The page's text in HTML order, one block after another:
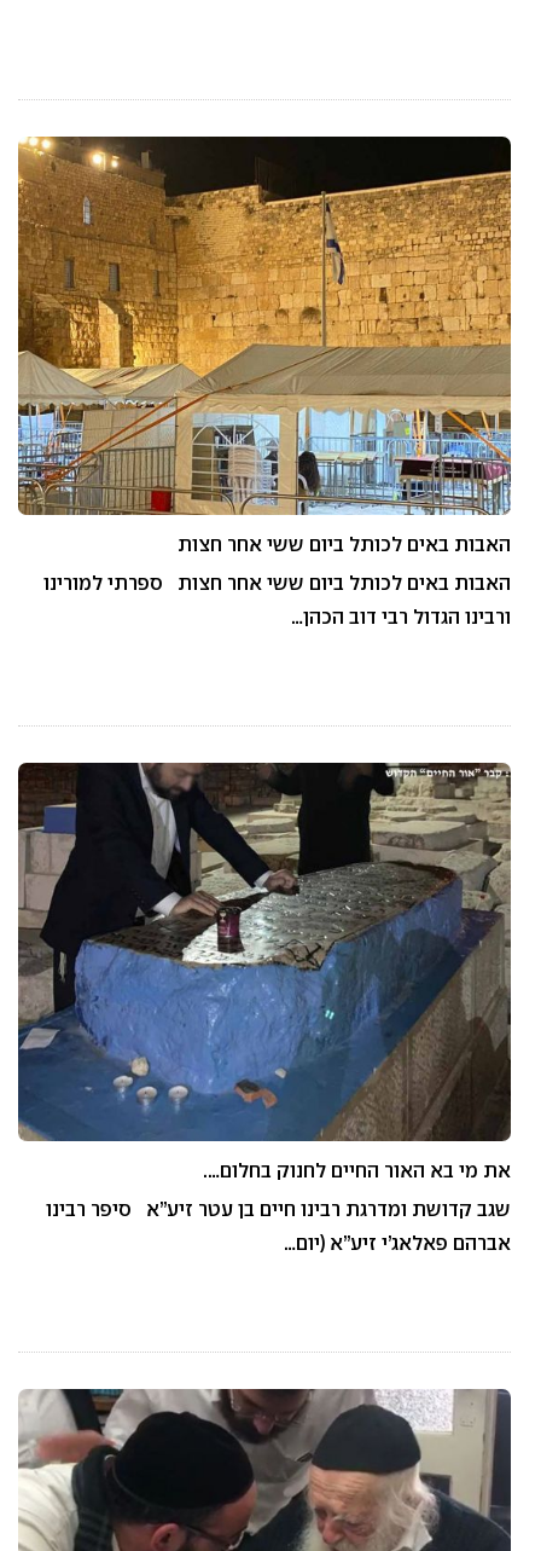
האבות באים לכותל ביום ששי אחר חצות
האבות באים לכותל ביום ששי אחר חצות ספרתי למורינו
ורבינו הגדול רבי דוב הכהן…
את מי בא האור החיים לחנוק בחלום….
שגב קדושת ומדרגת רבינו חיים בן עטר זיע”א סיפר רבינו
אברהם פאלאג’י זיע”א (יום…